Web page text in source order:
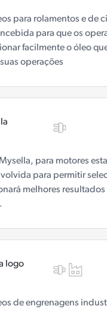
para rolamentos e de
para que os
facilmente o óleo
operações
para motores
para permitir
melhores
de engrenagens